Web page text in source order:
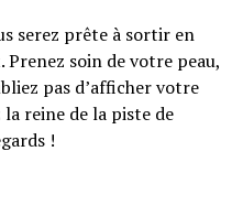
serez prête à sortir en
soin de votre peau,
pas d’afficher votre
la reine de la piste de
!